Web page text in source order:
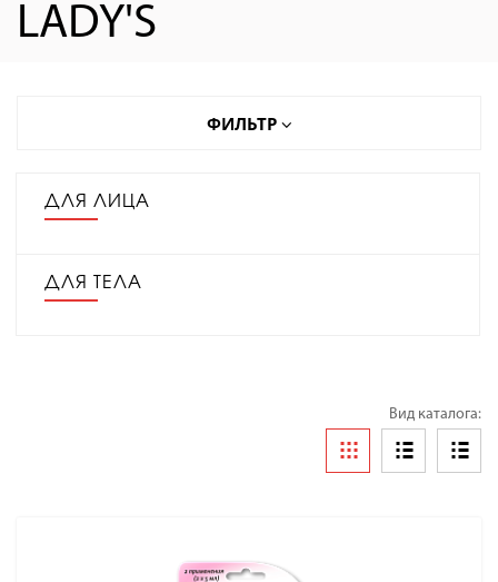
LADY'S
ФИЛЬТР
ДЛЯ ЛИЦА
ДЛЯ ТЕЛА
Вид каталога: